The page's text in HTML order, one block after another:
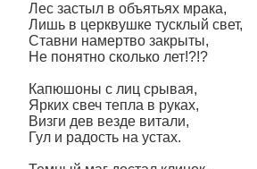
Лес застыл в объятьях мрака,
Лишь в церквушке тусклый свет,
Ставни намертво закрыты,
Не понятно сколько лет!?!?
Капюшоны с лиц срывая,
Ярких свеч тепла в руках,
Визги дев везде витали,
Гул и радость на устах.